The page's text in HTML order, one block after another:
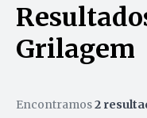
Grilagem
Encontramos2